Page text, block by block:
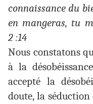
connaissance du
en mangeras, tu
2 :14
Nous constatons
à la
accepté la
doute, la